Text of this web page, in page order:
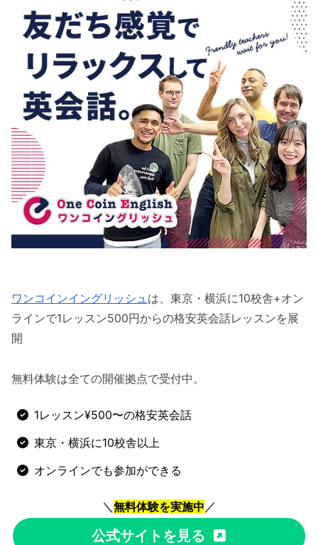
ワンコインイングリッシュは、東京・横浜に10校舎+オン
ラインで1レッスン500円からの格安英会話レッスンを展
開
無料体験は全ての開催拠点で受付中。
1レッスン¥500〜の格安英会話
東京・横浜に10校舎以上
オンラインでも参加ができる
＼ 無料体験を実施中 ／
公式サイトを見る